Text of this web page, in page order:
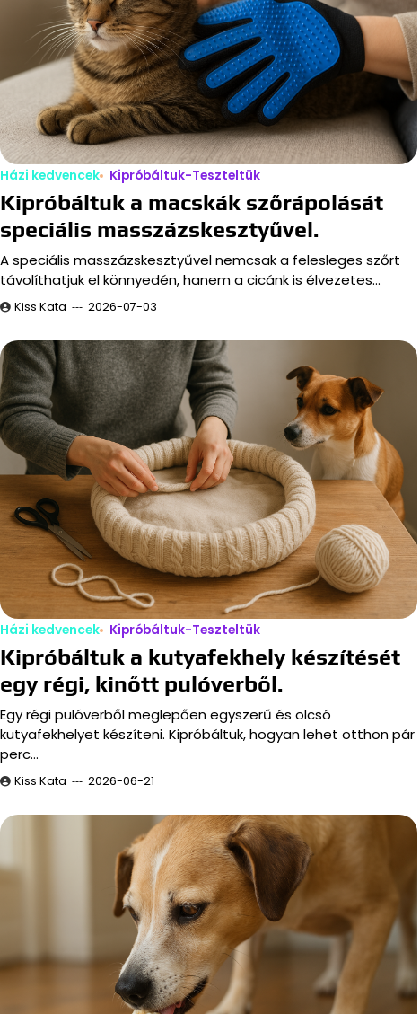
Házi kedvencek Kipróbáltuk-Teszteltük
Kipróbáltuk a macskák szőrápolását
speciális masszázskesztyűvel.
A speciális masszázskesztyűvel nemcsak a felesleges szőrt
távolíthatjuk el könnyedén, hanem a cicánk is élvezetes…
Kiss Kata 2026-07-03
Házi kedvencek Kipróbáltuk-Teszteltük
Kipróbáltuk a kutyafekhely készítését
egy régi, kinőtt pulóverből.
Egy régi pulóverből meglepően egyszerű és olcsó
kutyafekhelyet készíteni. Kipróbáltuk, hogyan lehet otthon pár
perc…
Kiss Kata 2026-06-21